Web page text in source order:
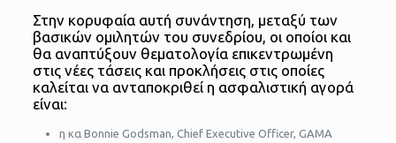
Στην κορυφαία αυτή συνάντηση, μεταξύ των
βασικών ομιλητών του συνεδρίου, οι οποίοι και
θα αναπτύξουν θεματολογία επικεντρωμένη
στις νέες τάσεις και προκλήσεις στις οποίες
καλείται να ανταποκριθεί η ασφαλιστική αγορά
είναι:
η κα Bonnie Godsman, Chief Executive Officer, GAMA